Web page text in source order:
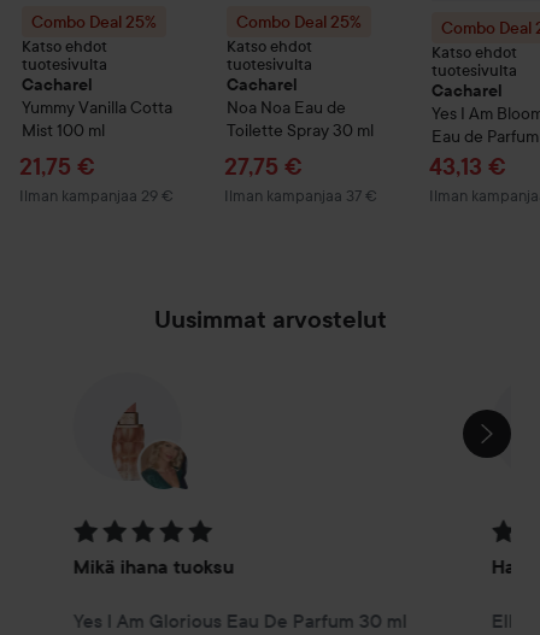
Combo Deal 25%
Katso ehdot
tuotesivulta
Cacharel
Yummy Vanilla Cotta
Mist 100 ml
Tarjoushinta
21,75 €
Ilman kampanjaa 29 €
Combo Deal 25%
Katso ehdot
tuotesivulta
Cacharel
Noa Noa Eau de
Toilette Spray 30 ml
Tarjoushinta
27,75 €
Ilman kampanjaa 37 €
Combo Deal
Katso ehdot
tuotesivulta
Cacharel
Yes I Am
Eau de Parfum
43,13 €
Ilman
Uusimmat arvostelut
OHITA OSIO
Arvosana: 5 / 5
Mikä ihana tuoksu
Yes I Am Glorious Eau De Parfum 30 ml Ella